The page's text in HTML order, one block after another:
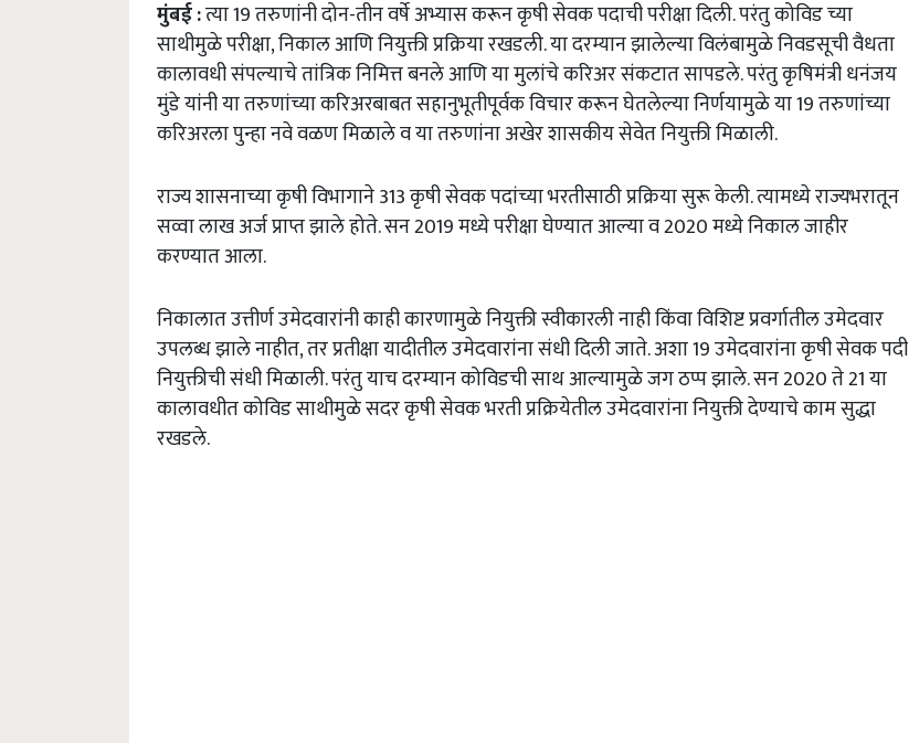
मुंबई :त्या 19 तरुणांनी दोन-तीन वर्षे अभ्यास करून कृषी सेवक पदाची परीक्षा दिली. परंतु कोविड च्या
साथीमुळे परीक्षा, निकाल आणि नियुक्ती प्रक्रिया रखडली. या दरम्यान झालेल्या विलंबामुळे निवडसूची वैधता
कालावधी संपल्याचे तांत्रिक निमित्त बनले आणि या मुलांचे करिअर संकटात सापडले. परंतु कृषिमंत्री धनंजय
मुंडे यांनी या तरुणांच्या करिअरबाबत सहानुभूतीपूर्वक विचार करून घेतलेल्या निर्णयामुळे या 19 तरुणांच्या
करिअरला पुन्हा नवे वळण मिळाले व या तरुणांना अखेर शासकीय सेवेत नियुक्ती मिळाली.
राज्य शासनाच्या कृषी विभागाने 313 कृषी सेवक पदांच्या भरतीसाठी प्रक्रिया सुरू केली. त्यामध्ये राज्यभरातून
सव्वा लाख अर्ज प्राप्त झाले होते. सन 2019 मध्ये परीक्षा घेण्यात आल्या व 2020 मध्ये निकाल जाहीर
करण्यात आला.
निकालात उत्तीर्ण उमेदवारांनी काही कारणामुळे नियुक्ती स्वीकारली नाही किंवा विशिष्ट प्रवर्गातील उमेदवार
उपलब्ध झाले नाहीत, तर प्रतीक्षा यादीतील उमेदवारांना संधी दिली जाते. अशा 19 उमेदवारांना कृषी सेवक पदी
नियुक्तीची संधी मिळाली. परंतु याच दरम्यान कोविडची साथ आल्यामुळे जग ठप्प झाले. सन 2020 ते 21 या
कालावधीत कोविड साथीमुळे सदर कृषी सेवक भरती प्रक्रियेतील उमेदवारांना नियुक्ती देण्याचे काम सुद्धा
रखडले.